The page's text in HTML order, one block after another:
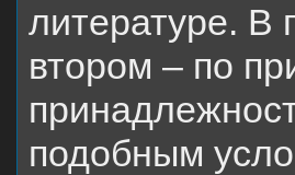
литературе. В
втором – по
подобным